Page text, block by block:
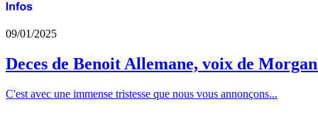
09/01/2025
Deces de Benoit Allemane, voix de
C'est avec une immense tristesse que nous vous annonçons...